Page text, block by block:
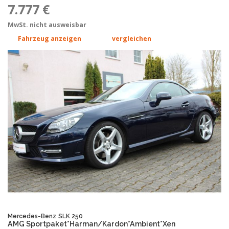
7.777 €
MwSt. nicht ausweisbar
Fahrzeug anzeigen
vergleichen
Mercedes-Benz SLK 250
AMG Sportpaket*Harman/Kardon*Ambient*Xen